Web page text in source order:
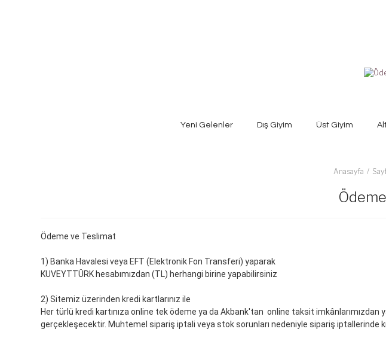
Yeni Gelenler Dış Giyim Üst Giyim
Anasayfa
Ödeme ve Teslimat
1) Banka Havalesi veya EFT (Elektronik Fon Transferi) yaparak
KUVEYTTÜRK hesabımızdan (TL) herhangi birine yapabilirsiniz
2) Sitemiz üzerinden kredi kartlarınız ile
Her türlü kredi kartınıza online tek ödeme ya da Akbank'tan online taksit
gerçekleşecektir. Muhtemel sipariş iptali veya stok sorunları nedeniyle sipariş iptallerinde